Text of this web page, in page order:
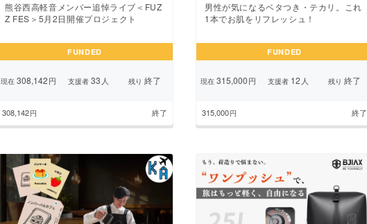
熊谷西高軽音メンバー追悼ライブ＜FUZ
Z FES＞5月2日開催プロジェクト
FUNDED
現在308,142円 支援者33 人 残り 終了
308,142円 終了
男性が気になるベタつき・テカリ。これ
1本でお肌をリフレッシュ！
FUNDED
現在315,000円 支援者12 人 残り 終了
315,000円 終了